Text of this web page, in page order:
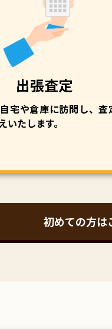
出張査定
宅や倉庫に訪問し、査
いたします。
初めての方は